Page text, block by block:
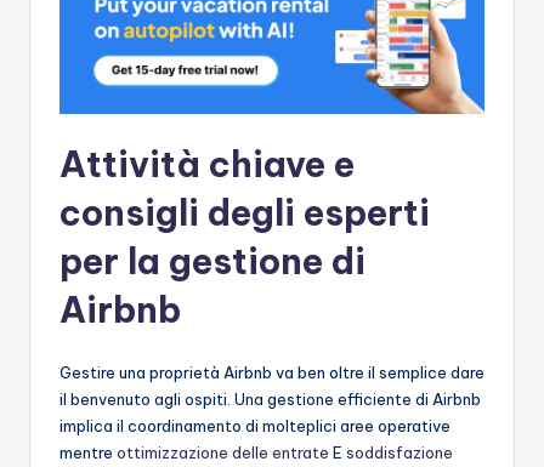
Attività chiave e
consigli degli esperti
per la gestione di
Airbnb
Gestire una proprietà Airbnb va ben oltre il semplice dare
il benvenuto agli ospiti. Una gestione efficiente di Airbnb
implica il coordinamento di molteplici aree operative
mentre ottimizzazione delle entrate E soddisfazione